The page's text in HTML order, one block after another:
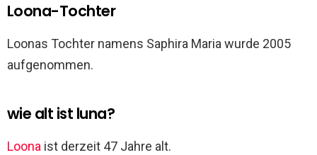
Loona-Tochter
Loonas Tochter namens Saphira Maria wurde 2005
aufgenommen.
wie alt ist luna?
Loona ist derzeit 47 Jahre alt.